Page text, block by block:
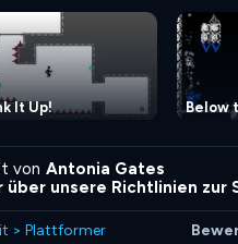
It Up! Below
von Antonia Gates
über unsere Richtlinien zur
> Plattformer